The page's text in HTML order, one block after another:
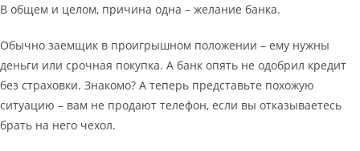
В общем и целом, причина одна – желание банка.
Обычно заемщик в проигрышном положении – ему нужны
деньги или срочная покупка. А банк опять не одобрил кредит
без страховки. Знакомо? А теперь представьте похожую
ситуацию – вам не продают телефон, если вы отказываетесь
брать на него чехол.